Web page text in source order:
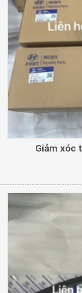
Giảm xóc